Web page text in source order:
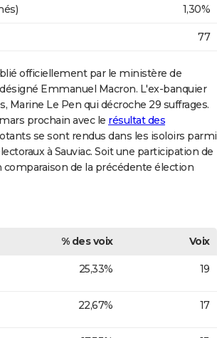
1,30%
77
officiellement par le ministère de
Emmanuel Macron. L'ex-banquier
Marine Le Pen qui décroche 29 suffrages.
prochain avec le résultat des
se sont rendus dans les isoloirs parmi
à Sauviac. Soit une participation de
de la précédente élection
% des voix
Voix
25,33% 19
22,67% 17